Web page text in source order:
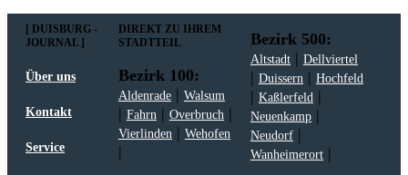
[ DUISBURG -
JOURNAL ]
Über uns
Kontakt
Service
DIREKT ZU IHREM
STADTTEIL
Bezirk 100:
Aldenrade| Walsum
| Fahrn| Overbruch|
Vierlinden| Wehofen
|
Bezirk 500:
Altstadt| Dellviertel
| Duissern| Hochfeld
| Kaßlerfeld|
Neuenkamp|
Neudorf|
Wanheimerort|